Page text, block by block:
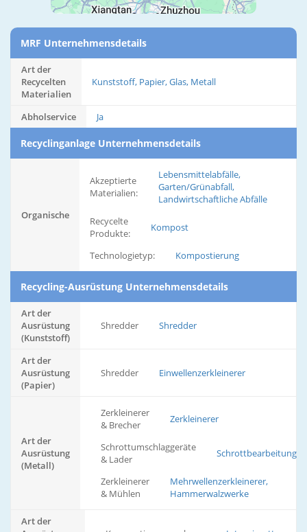
MRF Unternehmensdetails
Art der
Recycelten
Materialien
Kunststoff, Papier, Glas, Metall
Abholservice Ja
Recyclinganlage Unternehmensdetails
Organische
Akzeptierte
Materialien:
Lebensmittelabfälle,
Garten/Grünabfall,
Landwirtschaftliche Abfälle
Recycelte
Produkte:
Kompost
Technologietyp: Kompostierung
Recycling-Ausrüstung Unternehmensdetails
Art der
Ausrüstung
(Kunststoff)
Shredder Shredder
Art der
Ausrüstung
(Papier)
Shredder Einwellenzerkleinerer
Art der
Ausrüstung
(Metall)
Zerkleinerer
& Brecher
Zerkleinerer
Schrottumschlaggeräte
& Lader
Zerkleinerer
& Mühlen
Mehrwellenzerkleinerer,
Hammerwalzwerke
Art der